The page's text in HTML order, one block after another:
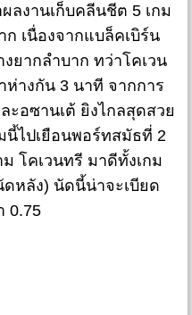
ลงานเก็บคลีนชีต 5 เกม
เนื่องจากแบล็คเบิร์น
ยากลำบาก ทว่าโคเวน
ห่างกัน 3 นาที จากการ
ะอซานเต้ ยิงไกลสุดสวย
นี้ไปเยือนพอร์ทสมัธที่ 2
โคเวนทรี มาดีทั้งเกม
ดหลัง) นัดนี้น่าจะเบียด
0.75